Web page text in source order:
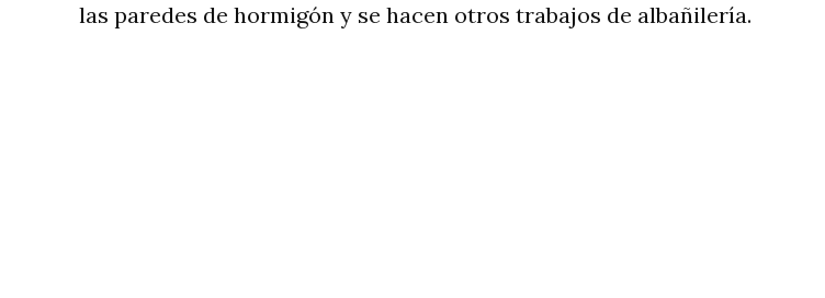
las paredes de hormigón y se hacen otros trabajos de albañilería.